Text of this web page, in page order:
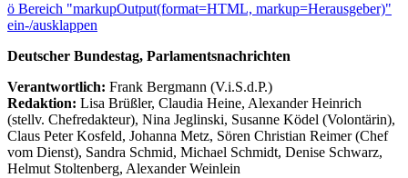
ö Bereich "markupOutput(format=HTML, markup=Herausgeber)"
ein-/ausklappen
Deutscher Bundestag, Parlamentsnachrichten
Verantwortlich: Frank Bergmann (V.i.S.d.P.)
Redaktion: Lisa Brüßler, Claudia Heine, Alexander Heinrich
(stellv. Chefredakteur), Nina Jeglinski, Susanne Ködel (Volontärin),
Claus Peter Kosfeld, Johanna Metz, Sören Christian Reimer (Chef
vom Dienst), Sandra Schmid, Michael Schmidt, Denise Schwarz,
Helmut Stoltenberg, Alexander Weinlein